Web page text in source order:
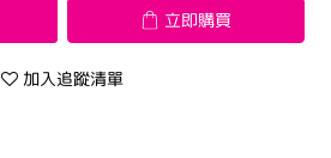
立即購買
加入追蹤清單